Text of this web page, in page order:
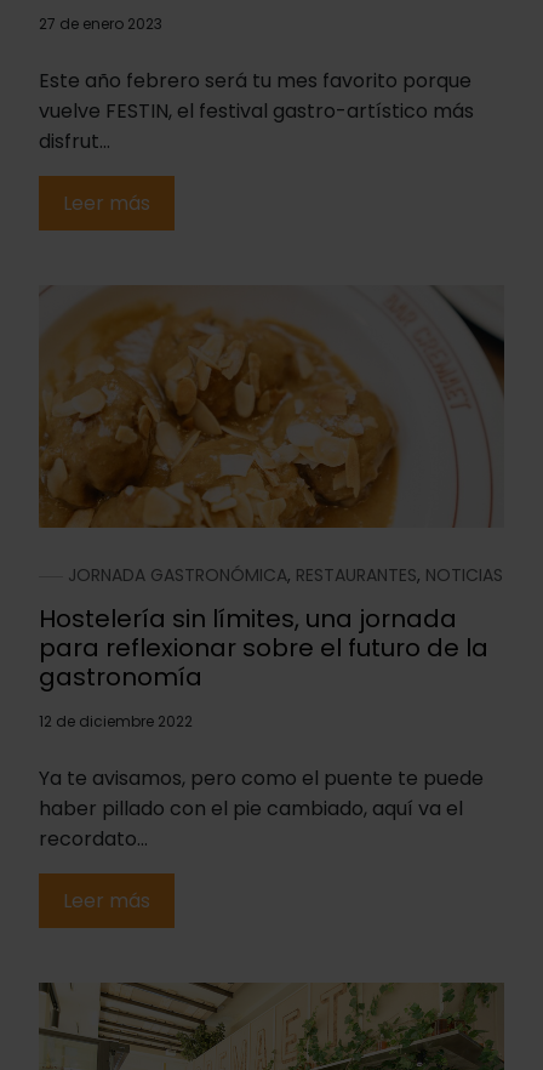
27 de enero 2023
Este año febrero será tu mes favorito porque
vuelve FESTIN, el festival gastro-artístico más
disfrut...
Leer más
JORNADA GASTRONÓMICA, RESTAURANTES, NOTICIAS
Hostelería sin límites, una jornada
para reflexionar sobre el futuro de la
gastronomía
12 de diciembre 2022
Ya te avisamos, pero como el puente te puede
haber pillado con el pie cambiado, aquí va el
recordato...
Leer más